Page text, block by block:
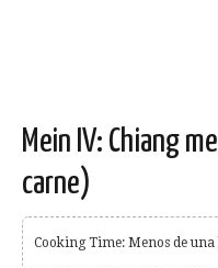
Mein IV: Chiang
carne)
Cooking Time: Menos de